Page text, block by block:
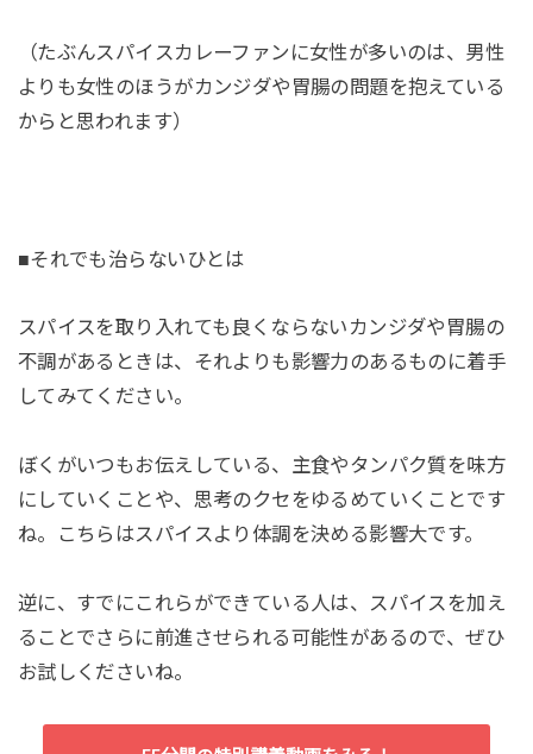
（たぶんスパイスカレーファンに女性が多いのは、男性
よりも女性のほうがカンジダや胃腸の問題を抱えている
からと思われます）
■それでも治らないひとは
スパイスを取り入れても良くならないカンジダや胃腸の
不調があるときは、それよりも影響力のあるものに着手
してみてください。
ぼくがいつもお伝えしている、主食やタンパク質を味方
にしていくことや、思考のクセをゆるめていくことです
ね。こちらはスパイスより体調を決める影響大です。
逆に、すでにこれらができている人は、スパイスを加え
ることでさらに前進させられる可能性があるので、ぜひ
お試しくださいね。